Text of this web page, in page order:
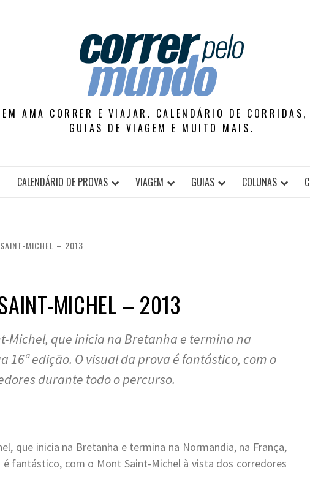
AMA CORRER E VIAJAR. CALENDÁRIO DE
GUIAS DE VIAGEM E MUITO MAIS.
CALENDÁRIO DE PROVAS VIAGEM GUIAS COLUNAS
MICHEL – 2013
MICHEL – 2013
Michel, que inicia na Bretanha e termina na
16ª edição. O visual da prova é fantástico, com o
durante todo o percurso.
que inicia na Bretanha e termina na Normandia, na França,
é fantástico, com o Mont Saint-Michel à vista dos corredores